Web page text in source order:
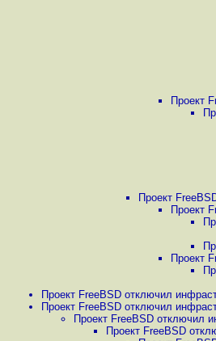
Проект
Проект
Проект
Проект
Проект FreeBSD отключил
Проект FreeBSD отключил
Проект FreeBSD отключил
Проект FreeBSD